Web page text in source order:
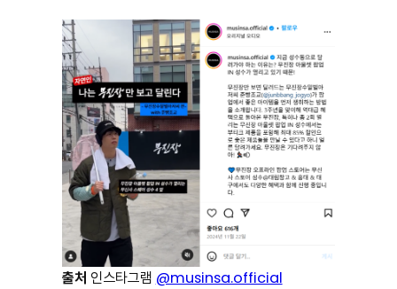
출처 인스타그램 @musinsa.official